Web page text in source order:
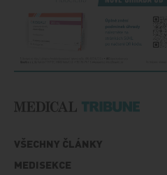
VŠECHNY ČLÁNKY
MEDISEKCE